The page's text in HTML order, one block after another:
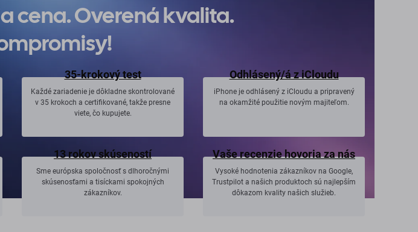
cena. Overená kvalita.
35-krokový test
Každé zariadenie je dôkladne skontrolované
v 35 krokoch a certifikované, takže presne
viete, čo kupujete.
Odhlásený/á z iCloudu
iPhone je odhlásený z iCloudu a pripravený
na okamžité použitie novým majiteľom.
13 rokov skúseností
Sme európska spoločnosť s dlhoročnými
skúsenosťami a tisíckami spokojných
zákazníkov.
Vaše recenzie hovoria za nás
Vysoké hodnotenia zákazníkov na Google,
Trustpilot a našich produktoch sú najlepším
dôkazom kvality našich služieb.